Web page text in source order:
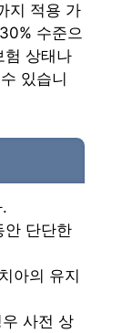
지 적용 가
수준으
험 상태나
있습니
안 단단한
아의 유지
사전 상